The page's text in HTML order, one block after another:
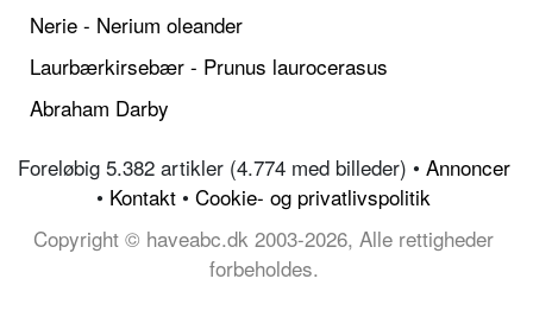
Nerie - Nerium oleander
Laurbærkirsebær - Prunus laurocerasus
Abraham Darby
Foreløbig 5.382 artikler (4.774 med billeder) • Annoncer
• Kontakt • Cookie- og privatlivspolitik
Copyright © haveabc.dk 2003-2026, Alle rettigheder
forbeholdes.